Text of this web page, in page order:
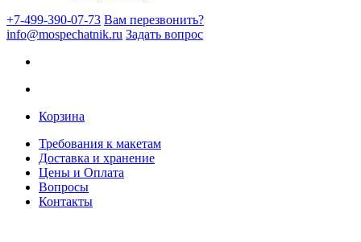
+7-499-390-07-73 Вам перезвонить?
info@mospechatnik.ru Задать вопрос
Корзина
Требования к макетам
Доставка и хранение
Цены и Оплата
Вопросы
Контакты